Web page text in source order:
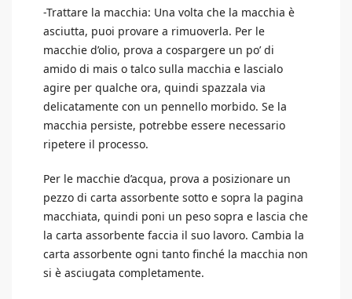
-Trattare la macchia: Una volta che la macchia è
asciutta, puoi provare a rimuoverla. Per le
macchie d’olio, prova a cospargere un po’ di
amido di mais o talco sulla macchia e lascialo
agire per qualche ora, quindi spazzala via
delicatamente con un pennello morbido. Se la
macchia persiste, potrebbe essere necessario
ripetere il processo.
Per le macchie d’acqua, prova a posizionare un
pezzo di carta assorbente sotto e sopra la pagina
macchiata, quindi poni un peso sopra e lascia che
la carta assorbente faccia il suo lavoro. Cambia la
carta assorbente ogni tanto finché la macchia non
si è asciugata completamente.